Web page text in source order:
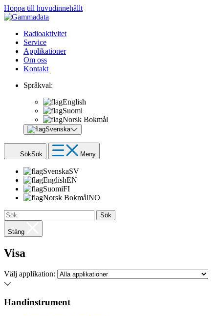
Hoppa till huvudinnehållt
Radioaktivitet
Service
Applikationer
Om oss
Kontakt
Språkval:
English
Suomi
Norsk Bokmål
Svenska
SökSök Meny
SvenskaSV
EnglishEN
SuomiFI
Norsk BokmålNO
Sök
Stäng
Visa
Välj applikation:
Handinstrument